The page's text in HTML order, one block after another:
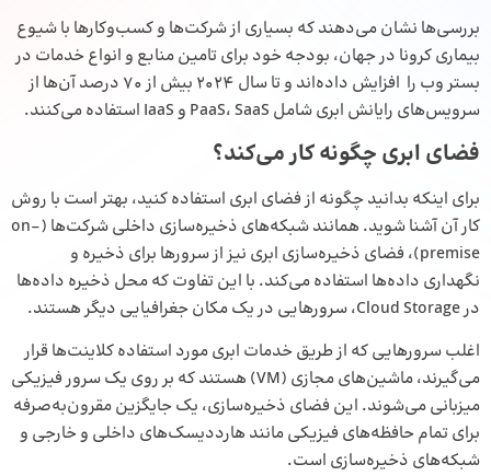
بررسی‌ها نشان می‌دهند که بسیاری از شرکت‌ها و کسب‌وکارها با شیوع
بیماری کرونا در جهان، بودجه خود برای تامین منابع و انواع خدمات در
بستر وب را افزایش داده‌اند و تا سال 2024 بیش از 70 درصد آن‌ها از
سرویس‌های رایانش ابری شامل PaaS، SaaS و IaaS استفاده می‌کنند.
فضای ابری چگونه کار می‌کند؟
برای اینکه بدانید چگونه از فضای ابری استفاده کنید، بهتر است با روش
کار آن آشنا شوید. همانند شبکه‌های ذخیره‌سازی داخلی شرکت‌ها (on-
premise)، فضای ذخیره‌سازی ابری نیز از سرورها برای ذخیره و
نگهداری داده‌ها استفاده می‌کند. با این تفاوت که محل ذخیره داده‌ها
در Cloud Storage، سرورهایی در یک مکان جغرافیایی دیگر هستند.
اغلب سرورهایی که از طریق خدمات ابری مورد استفاده کلاینت‌ها قرار
می‌گیرند، ماشین‌های مجازی (VM) هستند که بر روی یک سرور فیزیکی
میزبانی می‌شوند. این فضای ذخیره‌سازی، یک جایگزین مقرون‌به‌صرفه
برای تمام حافظه‌های فیزیکی مانند هارددیسک‌های داخلی و خارجی و
شبکه‌های ذخیره‌سازی است.